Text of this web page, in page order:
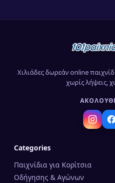
Χιλιάδες δωρεάν online
χωρίς λήψεις,
Categories
Παιχνίδια για Κορίτσια
Οδήγησης & Αγώνων